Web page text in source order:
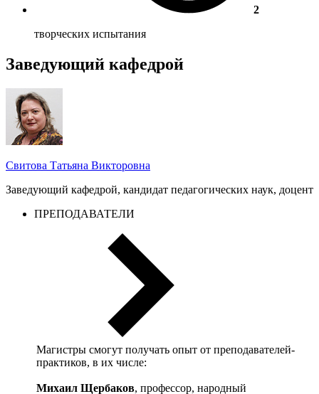
2
творческих испытания
Заведующий кафедрой
Свитова Татьяна Викторовна
Заведующий кафедрой, кандидат педагогических наук, доцент
ПРЕПОДАВАТЕЛИ
Магистры смогут получать опыт от преподавателей-
практиков, в их числе:
Михаил Щербаков, профессор, народный